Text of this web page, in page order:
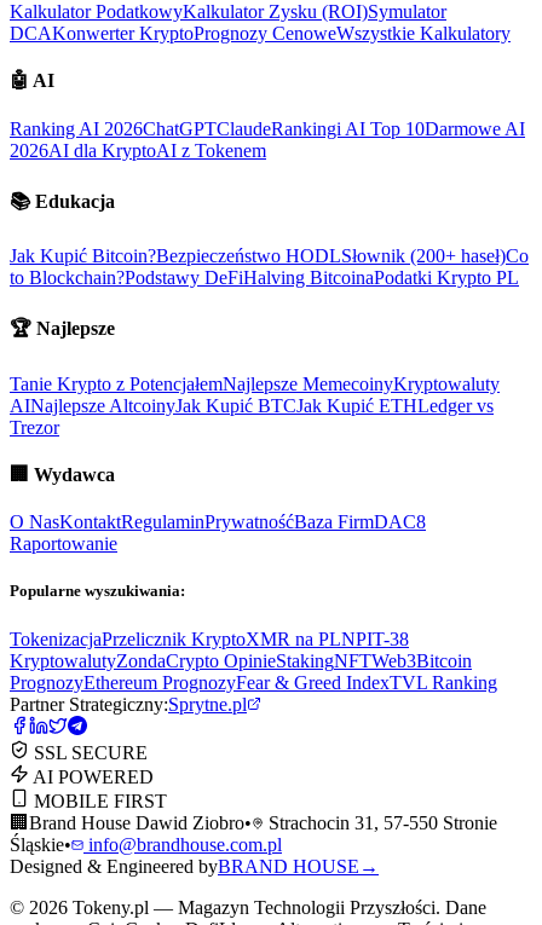
Kalkulator PodatkowyKalkulator Zysku (ROI)Symulator
DCAKonwerter KryptoPrognozy CenoweWszystkie Kalkulatory
🤖 AI
Ranking AI 2026ChatGPTClaudeRankingi AI Top 10Darmowe AI
2026AI dla KryptoAI z Tokenem
📚 Edukacja
Jak Kupić Bitcoin?Bezpieczeństwo HODLSłownik (200+ haseł)Co
to Blockchain?Podstawy DeFiHalving BitcoinaPodatki Krypto PL
🏆 Najlepsze
Tanie Krypto z PotencjałemNajlepsze MemecoinyKryptowaluty
AINajlepsze AltcoinyJak Kupić BTCJak Kupić ETHLedger vs
Trezor
🏢 Wydawca
O NasKontaktRegulaminPrywatnośćBaza FirmDAC8
Raportowanie
Popularne wyszukiwania:
TokenizacjaPrzelicznik KryptoXMR na PLNPIT-38
KryptowalutyZondaCrypto OpinieStakingNFTWeb3Bitcoin
PrognozyEthereum PrognozyFear & Greed IndexTVL Ranking
Partner Strategiczny:Sprytne.pl
SSL SECURE
AI POWERED
MOBILE FIRST
🏢 Brand House Dawid Ziobro•
Strachocin 31, 57-550 Stronie
Śląskie•
info@brandhouse.com.pl
Designed & Engineered byBRAND HOUSE →
© 2026 Tokeny.pl — Magazyn Technologii Przyszłości. Dane